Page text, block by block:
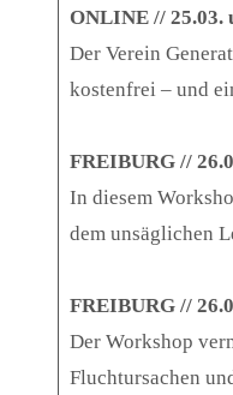
ONLINE // 25.03.
Der Verein
kostenfrei – und
FREIBURG //
In diesem
dem unsäglichen
FREIBURG //
Der Workshop
Fluchtursachen